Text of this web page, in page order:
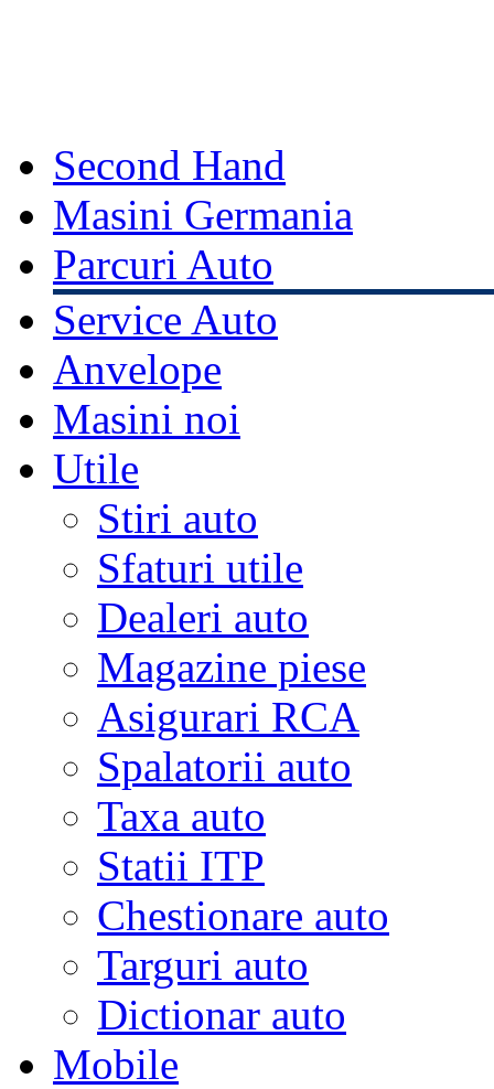
Second Hand
Masini Germania
Parcuri Auto
Service Auto
Anvelope
Masini noi
Utile
Stiri auto
Sfaturi utile
Dealeri auto
Magazine piese
Asigurari RCA
Spalatorii auto
Taxa auto
Statii ITP
Chestionare auto
Targuri auto
Dictionar auto
Mobile